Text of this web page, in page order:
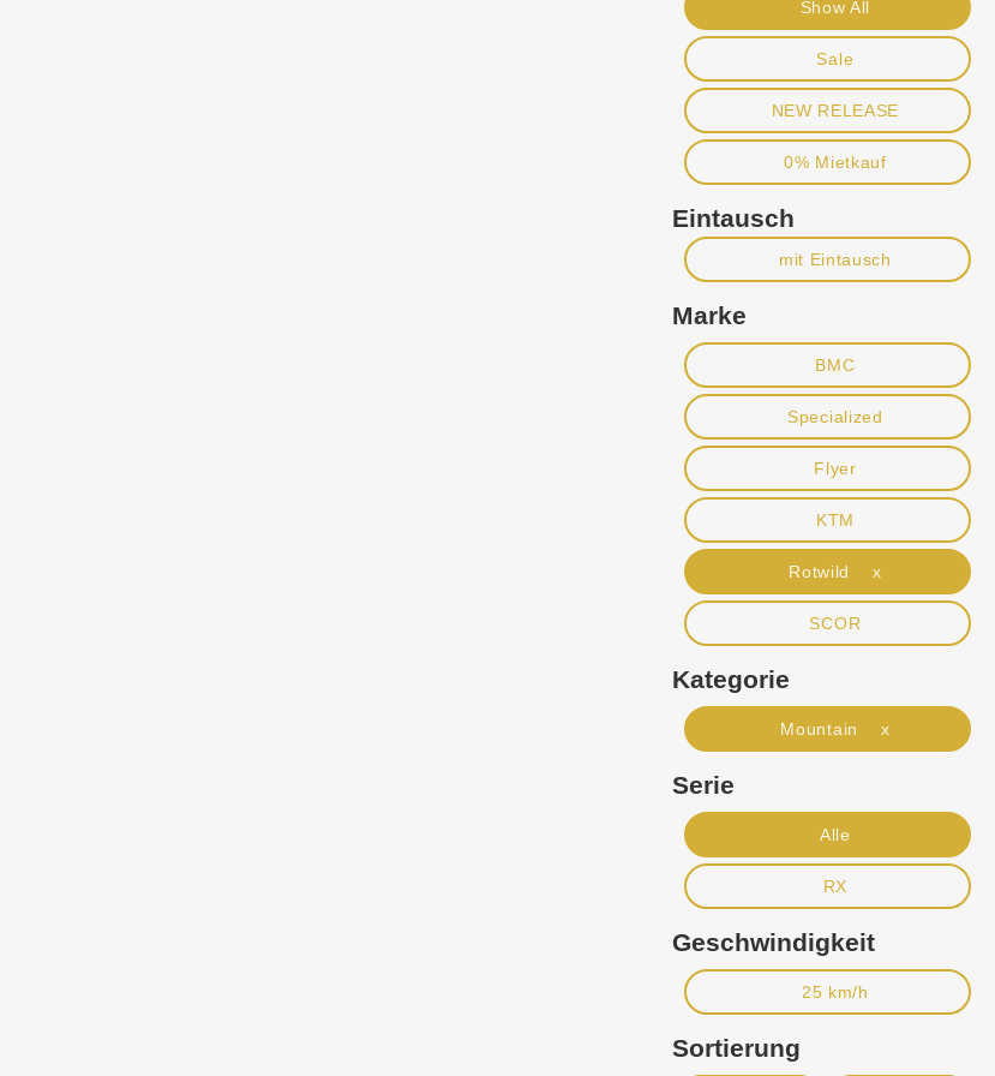
Show All
Sale
NEW RELEASE
0% Mietkauf
Eintausch
mit Eintausch
Marke
BMC
Specialized
Flyer
KTM
Rotwild x
SCOR
Kategorie
Mountain x
Serie
Alle
RX
Geschwindigkeit
25 km/h
Sortierung